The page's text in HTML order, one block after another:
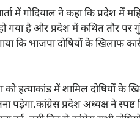
में गोदियाल ने कहा कि प्रदेश
है और प्रदेश में कथित तौर पर
कि भाजपा दोषियों के खिलाफ
में शामिल दोषियों के
पड़ेगा.कांग्रेस प्रदेश अध्यक्ष ने